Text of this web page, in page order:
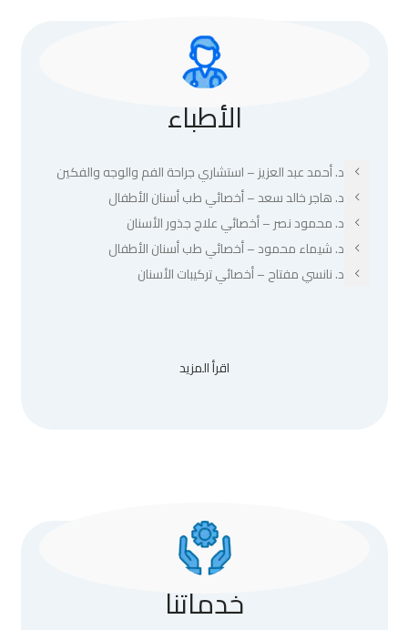
الأطباء
د. أحمد عبد العزيز – استشاري جراحة الفم والوجه والفكين
د. هاجر خالد سعد – أخصائي طب أسنان الأطفال
د. محمود نصر – أخصائي علاج جذور الأسنان
د. شيماء محمود – أخصائي طب أسنان الأطفال
د. نانسي مفتاح – أخصائي تركيبات الأسنان
اقرأ المزيد
خدماتنا